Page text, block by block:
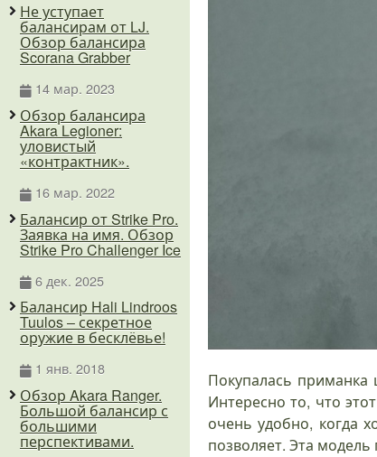
Покупалась приманка
Интересно то, что
очень удобно, когда
позволяет. Эта
Не уступает
балансирам от LJ.
Обзор балансира
Scorana Grabber
14 мар. 2023
Обзор балансира
Akara Legioner:
уловистый
«контрактник».
16 мар. 2022
Балансир от Strike Pro.
Заявка на имя. Обзор
Strike Pro Challenger Ice
6 дек. 2025
Балансир Hali Lindroos
Tuulos – секретное
оружие в бесклёвье!
1 янв. 2018
Обзор Akara Ranger.
Большой балансир с
большими
перспективами.